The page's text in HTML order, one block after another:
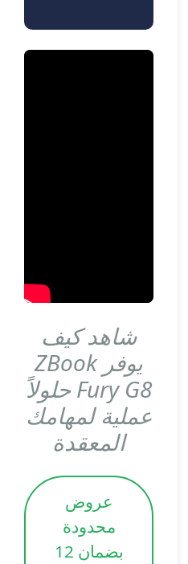
شاهد كيف
يوفر ZBook
Fury G8 حلولاً
عملية لمهامك
المعقدة
عروض
محدودة
بضمان 12